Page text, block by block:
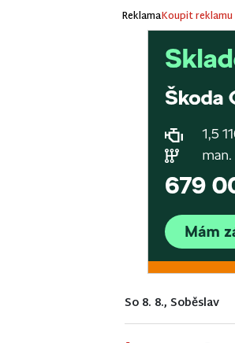
ReklamaKoupit reklamu
So 8. 8., Soběslav